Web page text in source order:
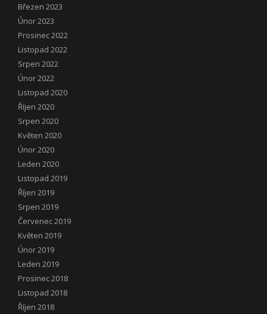
Březen 2023
Únor 2023
Prosinec 2022
Listopad 2022
Srpen 2022
Únor 2022
Listopad 2020
Říjen 2020
Srpen 2020
Květen 2020
Únor 2020
Leden 2020
Listopad 2019
Říjen 2019
Srpen 2019
Červenec 2019
Květen 2019
Únor 2019
Leden 2019
Prosinec 2018
Listopad 2018
Říjen 2018